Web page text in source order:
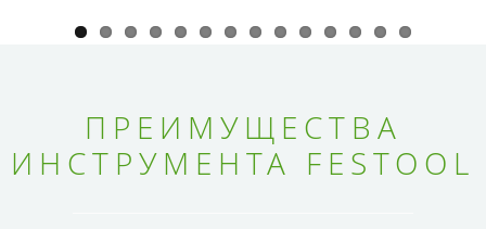
ПРЕИМУЩЕСТВА
ИНСТРУМЕНТА FESTOOL